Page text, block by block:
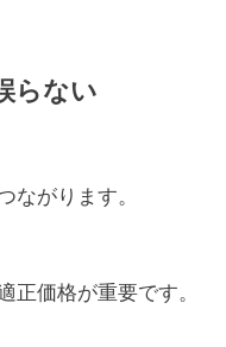
らない
ながります。
正価格が重要です。